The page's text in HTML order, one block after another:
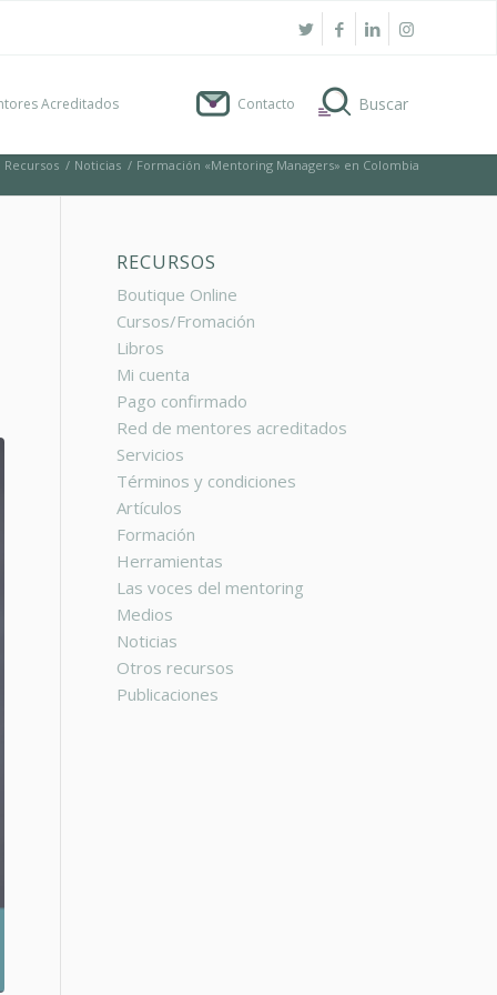
Acreditados Contacto
Recursos / Noticias / Formación «Mentoring Managers» en Colombia
RECURSOS
Boutique Online
Cursos/Fromación
Libros
Mi cuenta
Pago confirmado
Red de mentores acreditados
Servicios
Términos y condiciones
Artículos
Formación
Herramientas
Las voces del mentoring
Medios
Noticias
Otros recursos
Publicaciones